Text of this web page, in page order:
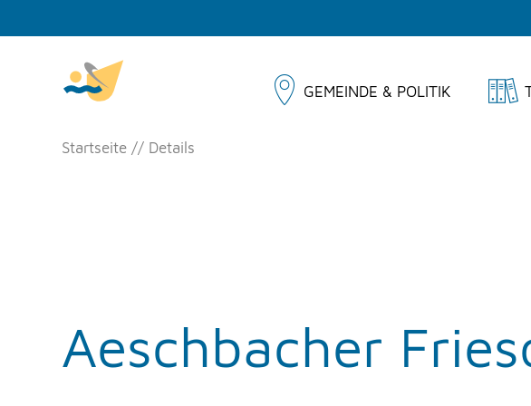
GEMEINDE & POLITIK
Startseite Details
Aeschbacher